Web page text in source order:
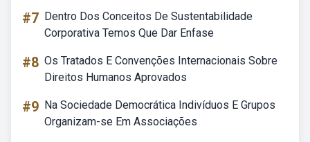
#7 Dentro Dos Conceitos De Sustentabilidade
Corporativa Temos Que Dar Enfase
#8 Os Tratados E Convenções Internacionais Sobre
Direitos Humanos Aprovados
#9 Na Sociedade Democrática Indivíduos E Grupos
Organizam-se Em Associações